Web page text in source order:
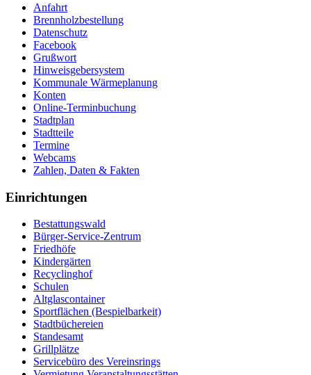
Anfahrt
Brennholzbestellung
Datenschutz
Facebook
Grußwort
Hinweisgebersystem
Kommunale Wärmeplanung
Konten
Online-Terminbuchung
Stadtplan
Stadtteile
Termine
Webcams
Zahlen, Daten & Fakten
Einrichtungen
Bestattungswald
Bürger-Service-Zentrum
Friedhöfe
Kindergärten
Recyclinghof
Schulen
Altglascontainer
Sportflächen (Bespielbarkeit)
Stadtbüchereien
Standesamt
Grillplätze
Servicebüro des Vereinsrings